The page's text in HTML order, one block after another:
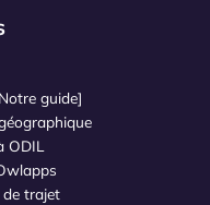
guide]
ODIL
trajet